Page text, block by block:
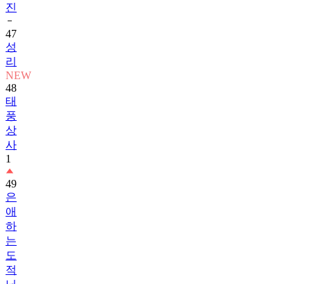
진
47
성
리
NEW
48
태
풍
상
사
1
49
은
애
하
는
도
적